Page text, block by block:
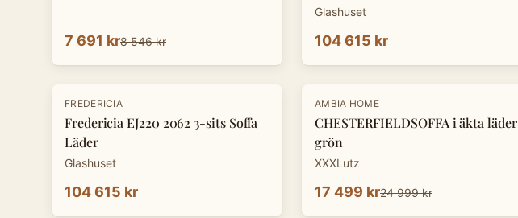
7 691 kr8 546 kr
Glashuset
104 615 kr
FREDERICIA
Fredericia EJ220 2062 3-sits Soffa
Läder
Glashuset
104 615 kr
-30%
AMBIA HOME
CHESTERFIELDSOFFA i äkta läder
grön
XXXLutz
17 499 kr24 999 kr